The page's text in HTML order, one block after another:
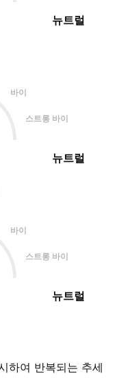
바이
스트롱 바이
뉴트럴
뉴트럴
바이
스트롱 바이
뉴트럴
하여 반복되는 추세